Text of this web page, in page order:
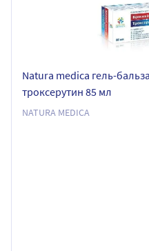
Natura medica гель-
троксерутин 85 мл
NATURA MEDICA